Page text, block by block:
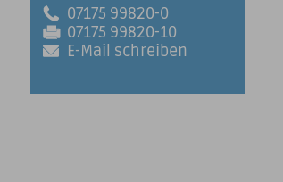
07175 99820-0
07175 99820-10
E-Mail schreiben